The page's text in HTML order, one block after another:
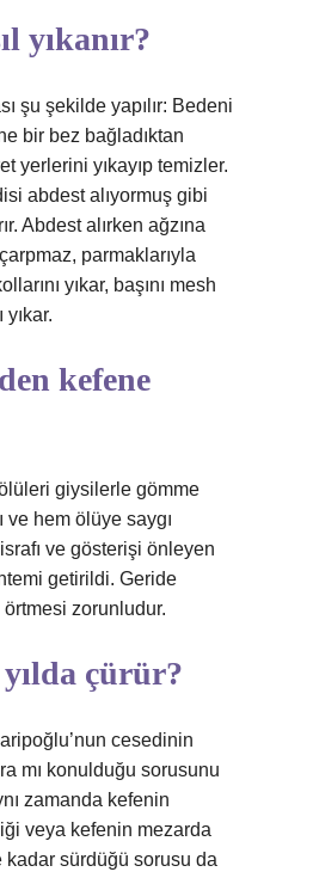
yıkanır?
şu şekilde yapılır: Bedeni
bir bez bağladıktan
yerlerini yıkayıp temizler.
abdest alıyormuş gibi
Abdest alırken ağzına
parmaklarıyla
yıkar, başını mesh
yıkar.
kefene
giysilerle gömme
ve hem ölüye saygı
ve gösterişi önleyen
getirildi. Geride
zorunludur.
çürür?
cesedinin
mı konulduğu sorusunu
zamanda kefenin
veya kefenin mezarda
kadar sürdüğü sorusu da